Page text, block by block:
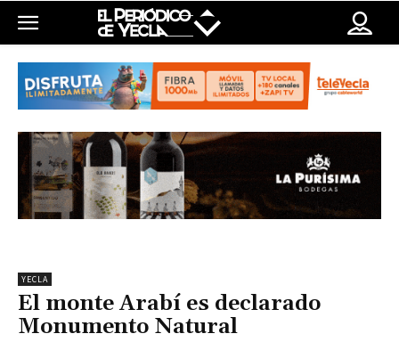
YECLA
El monte Arabí es declarado
Monumento Natural